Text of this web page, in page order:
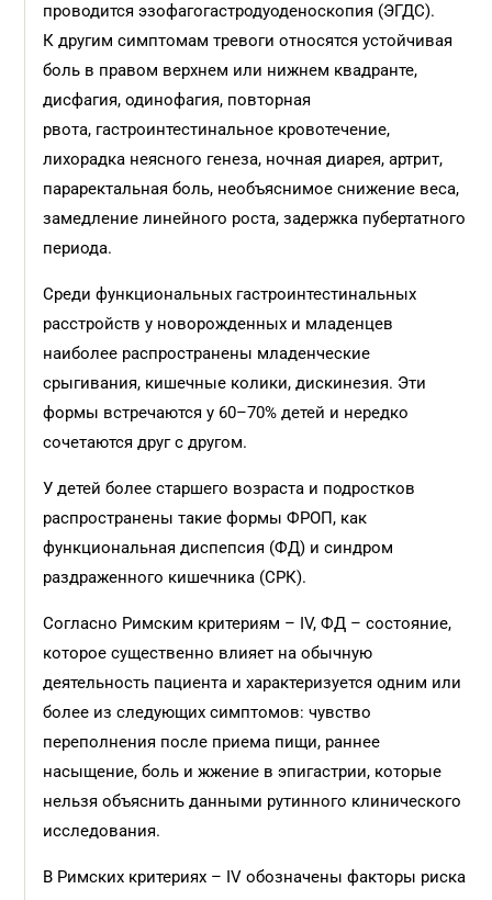
проводится эзофагогастродуоденоскопия (ЭГДС).
К другим симптомам тревоги относятся устойчивая
боль в правом верхнем или нижнем квадранте,
дисфагия, одинофагия, повторная
рвота, гастроинтестинальное кровотечение,
лихорадка неясного генеза, ночная диарея, артрит,
параректальная боль, необъяснимое снижение веса,
замедление линейного роста, задержка пубертатного
периода.
Среди функциональных гастроинтестинальных
расстройств у новорожденных и младенцев
наиболее распространены младенческие
срыгивания, кишечные колики, дискинезия. Эти
формы встречаются у 60–70% детей и нередко
сочетаются друг с другом.
У детей более старшего возраста и подростков
распространены такие формы ФРОП, как
функциональная диспепсия (ФД) и синдром
раздраженного кишечника (СРК).
Согласно Римским критериям – IV, ФД – состояние,
которое существенно влияет на обычную
деятельность пациента и характеризуется одним или
более из следующих симптомов: чувство
переполнения после приема пищи, раннее
насыщение, боль и жжение в эпигастрии, которые
нельзя объяснить данными рутинного клинического
исследования.
В Римских критериях – IV обозначены факторы риска